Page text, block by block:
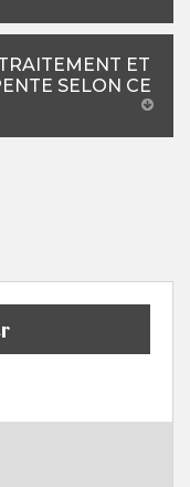
ET
SELON CE